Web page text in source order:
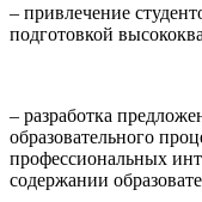
– привлечение
подготовкой
– разработка
образовательного
профессиональных
содержании